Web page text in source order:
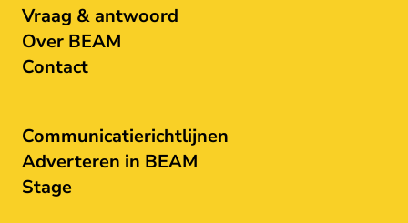
Vraag & antwoord
Over BEAM
Contact
Communicatierichtlijnen
Adverteren in BEAM
Stage